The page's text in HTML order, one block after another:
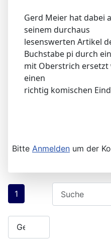
Gerd Meier hat dabei
seinem durchaus
lesenswerten Artikel
Buchstabe pi durch
mit Oberstrich ersetzt
einen
richtig komischen
Bitte Anmelden um der
1